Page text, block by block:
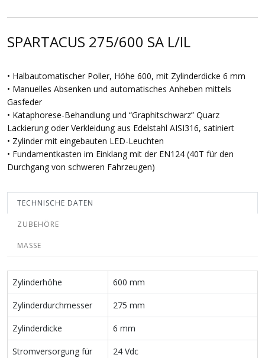
SPARTACUS 275/600 SA L/IL
• Halbautomatischer Poller, Höhe 600, mit Zylinderdicke 6 mm
• Manuelles Absenken und automatisches Anheben mittels
Gasfeder
• Kataphorese-Behandlung und “Graphitschwarz” Quarz
Lackierung oder Verkleidung aus Edelstahl AISI316, satiniert
• Zylinder mit eingebauten LED-Leuchten
• Fundamentkasten im Einklang mit der EN124 (40T für den
Durchgang von schweren Fahrzeugen)
TECHNISCHE DATEN
ZUBEHÖRE
MASSE
Zylinderhöhe 600 mm
Zylinderdurchmesser 275 mm
Zylinderdicke 6 mm
Stromversorgung für
24 Vdc